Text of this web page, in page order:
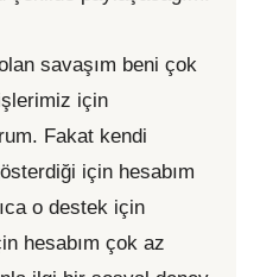
savaşım beni çok
için
Fakat kendi
için hesabım
o destek için
hesabım çok az